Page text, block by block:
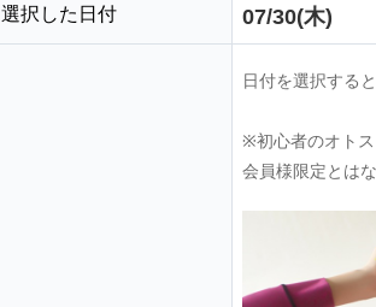
選択した日付 07/30(木)
日付を選択する
※初心者のオトス
会員様限定とは